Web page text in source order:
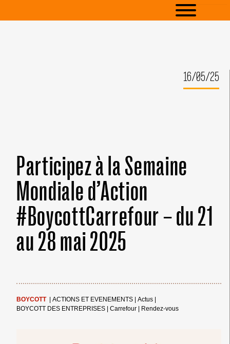
16/05/25
Participez à la Semaine
Mondiale d’Action
#BoycottCarrefour – du 21
au 28 mai 2025
BOYCOTT ACTIONS ET EVENEMENTS Actus
BOYCOTT DES ENTREPRISES
Carrefour Rendez-vous